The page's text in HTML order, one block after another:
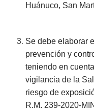
Huánuco, San
Se debe elaborar
prevención y
teniendo en
vigilancia de la
riesgo de
R.M. 239-2020-